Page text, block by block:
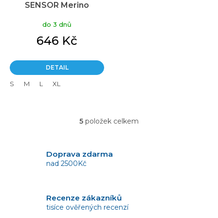
SENSOR Merino
do 3 dnů
646 Kč
DETAIL
S M L XL
O
á
p
r
5 položek celkem
Doprava zdarma
nad 2500Kč
Recenze zákazníků
tisíce ověřených recenzí